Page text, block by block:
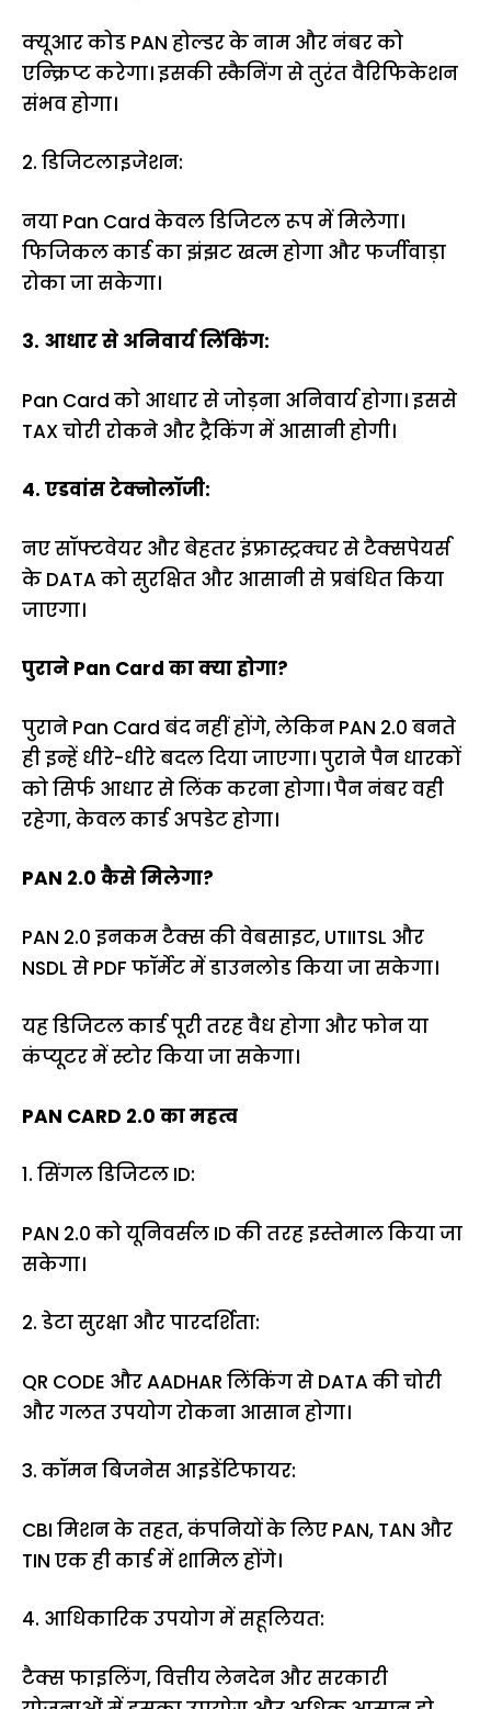
क्यूआर कोड PAN होल्डर के नाम और नंबर को
एन्क्रिप्ट करेगा। इसकी स्कैनिंग से तुरंत वैरिफिकेशन
संभव होगा।
2. डिजिटलाइजेशन:
नया Pan Card केवल डिजिटल रूप में मिलेगा।
फिजिकल कार्ड का झंझट खत्म होगा और फर्जीवाड़ा
रोका जा सकेगा।
3. आधार से अनिवार्य लिंकिंग:
Pan Card को आधार से जोड़ना अनिवार्य होगा। इससे
TAX चोरी रोकने और ट्रैकिंग में आसानी होगी।
4. एडवांस टेक्नोलॉजी:
नए सॉफ्टवेयर और बेहतर इंफ्रास्ट्रक्चर से टैक्सपेयर्स
के DATA को सुरक्षित और आसानी से प्रबंधित किया
जाएगा।
पुराने Pan Card का क्या होगा?
पुराने Pan Card बंद नहीं होंगे, लेकिन PAN 2.0 बनते
ही इन्हें धीरे-धीरे बदल दिया जाएगा। पुराने पैन धारकों
को सिर्फ आधार से लिंक करना होगा। पैन नंबर वही
रहेगा, केवल कार्ड अपडेट होगा।
PAN 2.0 कैसे मिलेगा?
PAN 2.0 इनकम टैक्स की वेबसाइट, UTIITSL और
NSDL से PDF फॉर्मेट में डाउनलोड किया जा सकेगा।
यह डिजिटल कार्ड पूरी तरह वैध होगा और फोन या
कंप्यूटर में स्टोर किया जा सकेगा।
PAN CARD 2.0 का महत्व
1. सिंगल डिजिटल ID:
PAN 2.0 को यूनिवर्सल ID की तरह इस्तेमाल किया जा
सकेगा।
2. डेटा सुरक्षा और पारदर्शिता:
QR CODE और AADHAR लिंकिंग से DATA की चोरी
और गलत उपयोग रोकना आसान होगा।
3. कॉमन बिजनेस आइडेंटिफायर:
CBI मिशन के तहत, कंपनियों के लिए PAN, TAN और
TIN एक ही कार्ड में शामिल होंगे।
4. आधिकारिक उपयोग में सहूलियत:
टैक्स फाइलिंग, वित्तीय लेनदेन और सरकारी